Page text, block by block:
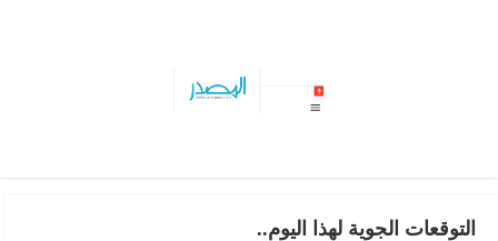
حصيلة الدورة الرابعة للبرلمان…المصادقة على 26 مشروع
التوقعات الجوية لهذا اليوم..